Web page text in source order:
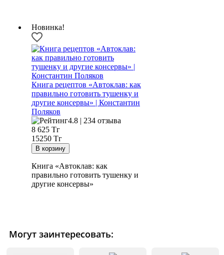
Новинка!
Книга рецептов «Автоклав: как
правильно готовить тушенку и
другие консервы» | Константин
Поляков
4.8 | 234 отзыва
8 625 Тг
15250 Тг
Книга «Автоклав: как
правильно готовить тушенку и
другие консервы»
Могут заинтересовать: